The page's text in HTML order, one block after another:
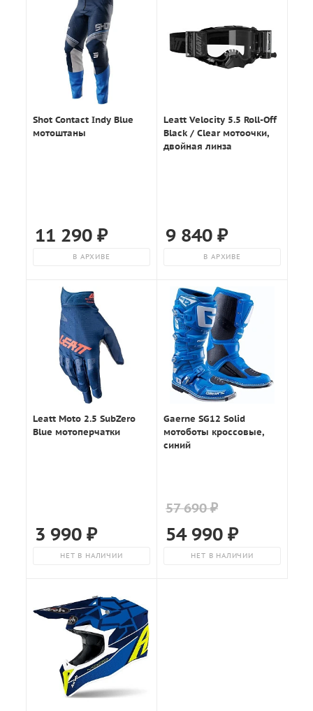
Shot Contact Indy Blue
мотоштаны
11 290₽
В АРХИВЕ
Leatt Velocity 5.5 Roll-Off
Black / Clear мотоочки,
двойная линза
9 840 ₽
В АРХИВЕ
Leatt Moto 2.5 SubZero
Blue мотоперчатки
3 990₽
НЕТ В НАЛИЧИИ
Gaerne SG12 Solid
мотоботы кроссовые,
синий
57 690 ₽
54 990 ₽
НЕТ В НАЛИЧИИ